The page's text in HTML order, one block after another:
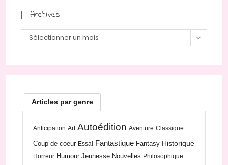
Archives
Archives
Sélectionner un mois
Articles par genre
Anticipation Art Autoédition Aventure Classique
Coup de coeur Essai Fantastique Fantasy Historique
Horreur Humour Jeunesse Nouvelles Philosophique